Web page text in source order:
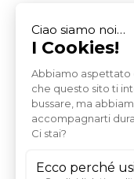
A
Chi
Mezzi
Carta